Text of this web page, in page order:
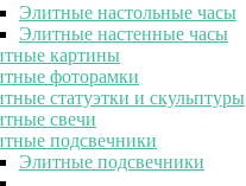
Элитные настольные часы
Элитные настенные часы
картины
фоторамки
статуэтки и скульптуры
свечи
подсвечники
Элитные подсвечники